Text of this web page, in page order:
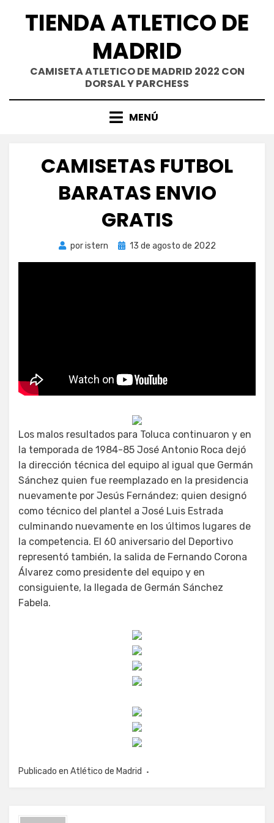
TIENDA ATLETICO DE
MADRID
CAMISETA ATLETICO DE MADRID 2022 CON
DORSAL Y PARCHESS
MENÚ
CAMISETAS FUTBOL
BARATAS ENVIO
GRATIS
poristern
Publicada
13 de agosto de 2022
Los malos resultados para Toluca continuaron y en
la temporada de 1984-85 José Antonio Roca dejó
la dirección técnica del equipo al igual que Germán
Sánchez quien fue reemplazado en la presidencia
nuevamente por Jesús Fernández; quien designó
como técnico del plantel a José Luis Estrada
culminando nuevamente en los últimos lugares de
la competencia. El 60 aniversario del Deportivo
representó también, la salida de Fernando Corona
Álvarez como presidente del equipo y en
consiguiente, la llegada de Germán Sánchez
Fabela.
Publicado en Atlético de Madrid